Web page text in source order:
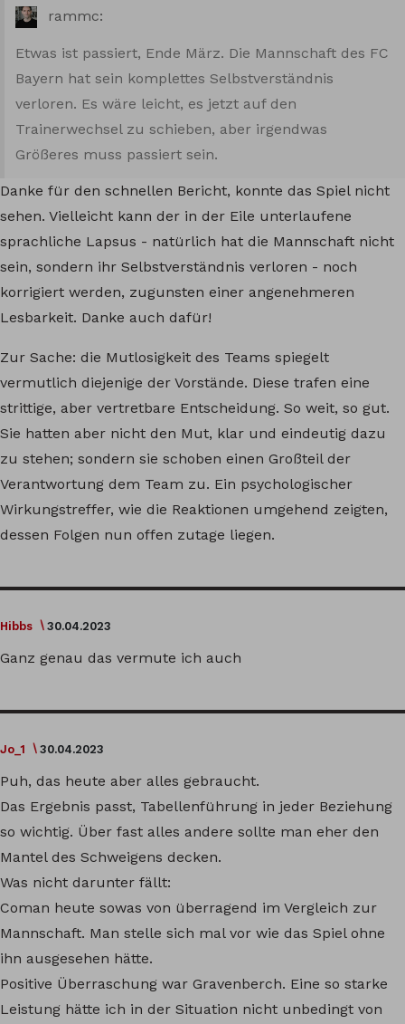
rammc:
Etwas ist passiert, Ende März. Die Mannschaft des FC
Bayern hat sein komplettes Selbstverständnis
verloren. Es wäre leicht, es jetzt auf den
Trainerwechsel zu schieben, aber irgendwas
Größeres muss passiert sein.
Danke für den schnellen Bericht, konnte das Spiel nicht
sehen. Vielleicht kann der in der Eile unterlaufene
sprachliche Lapsus - natürlich hat die Mannschaft nicht
sein, sondern ihr Selbstverständnis verloren - noch
korrigiert werden, zugunsten einer angenehmeren
Lesbarkeit. Danke auch dafür!
Zur Sache: die Mutlosigkeit des Teams spiegelt
vermutlich diejenige der Vorstände. Diese trafen eine
strittige, aber vertretbare Entscheidung. So weit, so gut.
Sie hatten aber nicht den Mut, klar und eindeutig dazu
zu stehen; sondern sie schoben einen Großteil der
Verantwortung dem Team zu. Ein psychologischer
Wirkungstreffer, wie die Reaktionen umgehend zeigten,
dessen Folgen nun offen zutage liegen.
Hibbs 30.04.2023
Ganz genau das vermute ich auch
Jo_1 30.04.2023
Puh, das heute aber alles gebraucht.
Das Ergebnis passt, Tabellenführung in jeder Beziehung
so wichtig. Über fast alles andere sollte man eher den
Mantel des Schweigens decken.
Was nicht darunter fällt:
Coman heute sowas von überragend im Vergleich zur
Mannschaft. Man stelle sich mal vor wie das Spiel ohne
ihn ausgesehen hätte.
Positive Überraschung war Gravenberch. Eine so starke
Leistung hätte ich in der Situation nicht unbedingt von